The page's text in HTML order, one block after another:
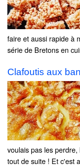
faire et aussi rapide à
série de Bretons en
Clafoutis aux
voulais pas les
tout de suite ! Et c'est